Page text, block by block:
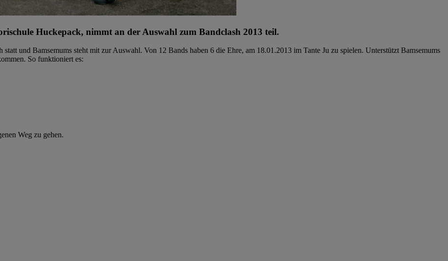
Huckepack, nimmt an der Auswahl zum Bandclash 2013 teil.
und Bamsemums steht mit zur Auswahl. Von 12 Bands haben 6 die Ehre, am 18.01.2013 im Tante Ju zu spielen. Unterstützt Bamsemums
So funktioniert es:
Weg zu gehen.